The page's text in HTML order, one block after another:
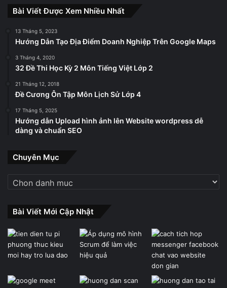
Bài Viết Được Xem Nhiều Nhất
13 Tháng 5, 2023
Hướng Dẫn Tạo Địa Điểm Doanh Nghiệp Trên Google Maps
3 Tháng 4, 2020
32 Đề Thi Học Kỳ 2 Môn Tiếng Việt Lớp 2
21 Tháng 12, 2018
Đề Cương Ôn Tập Môn Lịch Sử Lớp 4
17 Tháng 5, 2025
Hướng dẫn Upload hình ảnh lên Website wordpress dễ
dàng và chuẩn SEO
Chuyên Mục
Chuyên
Bài Viết Mới Cập Nhật